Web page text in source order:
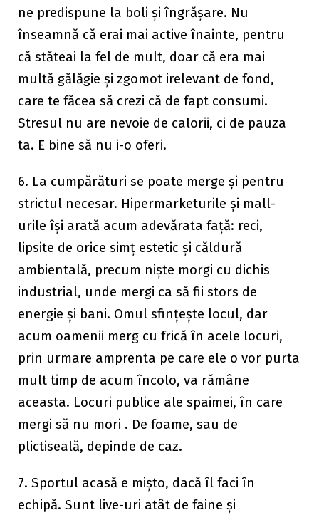
ne predispune la boli și îngrășare. Nu
înseamnă că erai mai active înainte, pentru
că stăteai la fel de mult, doar că era mai
multă gălăgie și zgomot irelevant de fond,
care te făcea să crezi că de fapt consumi.
Stresul nu are nevoie de calorii, ci de pauza
ta. E bine să nu i-o oferi.
6. La cumpărături se poate merge și pentru
strictul necesar. Hipermarketurile și mall-
urile își arată acum adevărata față: reci,
lipsite de orice simț estetic și căldură
ambientală, precum niște morgi cu dichis
industrial, unde mergi ca să fii stors de
energie și bani. Omul sfințește locul, dar
acum oamenii merg cu frică în acele locuri,
prin urmare amprenta pe care ele o vor purta
mult timp de acum încolo, va rămâne
aceasta. Locuri publice ale spaimei, în care
mergi să nu mori . De foame, sau de
plictiseală, depinde de caz.
7. Sportul acasă e mișto, dacă îl faci în
echipă. Sunt live-uri atât de faine și